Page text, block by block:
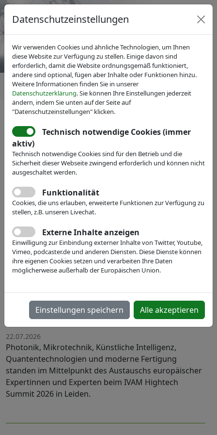
News
Engineering our Future: Europas
Hightech-Community setzt Impulse
für die Life Science-Industrie
22.07.2026
Photonik, Mikrotechnik, Künstliche Intelligenz,
Quantentechnologien und moderne Fertigung
standen im Mittelpunkt des Austauschs europäischer
Expertinnen und Experten beim IVAM Hightech
Summit 2026 in Leiden.
Datenschutzeinstellungen
Wir verwenden Cookies und ähnliche Technologien, um Ihnen
diese Website zur Verfügung zu stellen. Einige davon sind
erforderlich, damit die Website ordnungsgemäß funktioniert,
andere sind optional, fügen aber Inhalte oder Funktionen hinzu.
Weitere Informationen finden Sie in unserer
Datenschutzerklärung. Sie können Ihre Einstellungen jederzeit
ändern, indem Sie unten auf der Seite auf
"Datenschutzeinstellungen" klicken.
Technisch notwendige Cookies (immer
aktiv)
Technisch notwendige Cookies sind für den Betrieb und die
Sicherheit dieser Webseite zwingend erforderlich und können nicht
ausgeschaltet werden.
Funktionalität
Cookies, die uns erlauben, erweiterte Funktionen zur Verfügung zu
stellen, z.B. unseren Livechat.
Externe Inhalte anzeigen
Einwilligung zur Einbindung externer Inhalte von Twitter, Youtube,
Vimeo, podcaster.de und anderen Diensten. Diese Dienste können
ihre eigenen Cookies setzen und verarbeiten Ihre Daten
möglicherweise außerhalb der Europäischen Union.
Einstellungen speichern Alle akzeptieren